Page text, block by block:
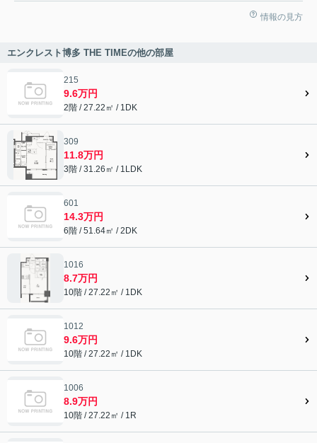
情報の見方
エンクレスト博多 THE TIMEの他の部屋
215
9.6万円
2階 / 27.22㎡ / 1DK
309
11.8万円
3階 / 31.26㎡ / 1LDK
601
14.3万円
6階 / 51.64㎡ / 2DK
1016
8.7万円
10階 / 27.22㎡ / 1DK
1012
9.6万円
10階 / 27.22㎡ / 1DK
1006
8.9万円
10階 / 27.22㎡ / 1R